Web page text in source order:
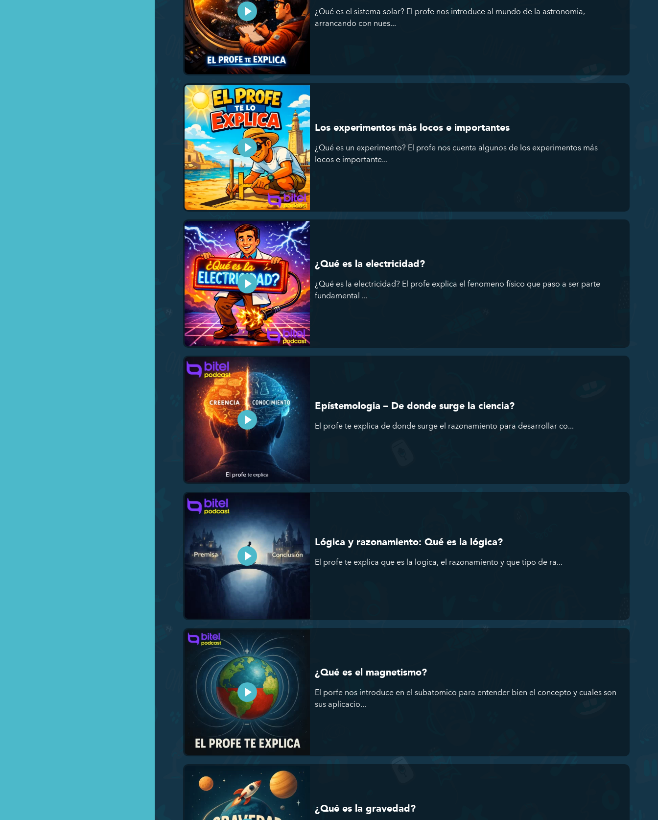
¿Qué es el sistema solar? El profe nos introduce al mundo de la astronomia,
arrancando con nues...
Los experimentos más locos e importantes
¿Qué es un experimento? El profe nos cuenta algunos de los experimentos más
locos e importante...
¿Qué es la electricidad?
¿Qué es la electricidad? El profe explica el fenomeno físico que paso a ser parte
fundamental ...
Epístemologia – De donde surge la ciencia?
El profe te explica de donde surge el razonamiento para desarrollar co...
Lógica y razonamiento: Qué es la lógica?
El profe te explica que es la logica, el razonamiento y que tipo de ra...
¿Qué es el magnetismo?
El porfe nos introduce en el subatomico para entender bien el concepto y cuales son
sus aplicacio...
¿Qué es la gravedad?